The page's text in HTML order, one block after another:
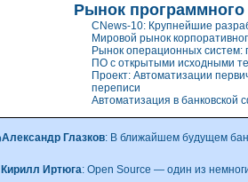
Рынок программного
CNews-10: Крупнейшие
Мировой рынок
Рынок операционных
ПО с открытыми исходными
Проект: Автоматизации
переписи
Автоматизация в банковской
Александр Глазков: В ближайшем будущем
Кирилл Иртюга: Open Source — один из